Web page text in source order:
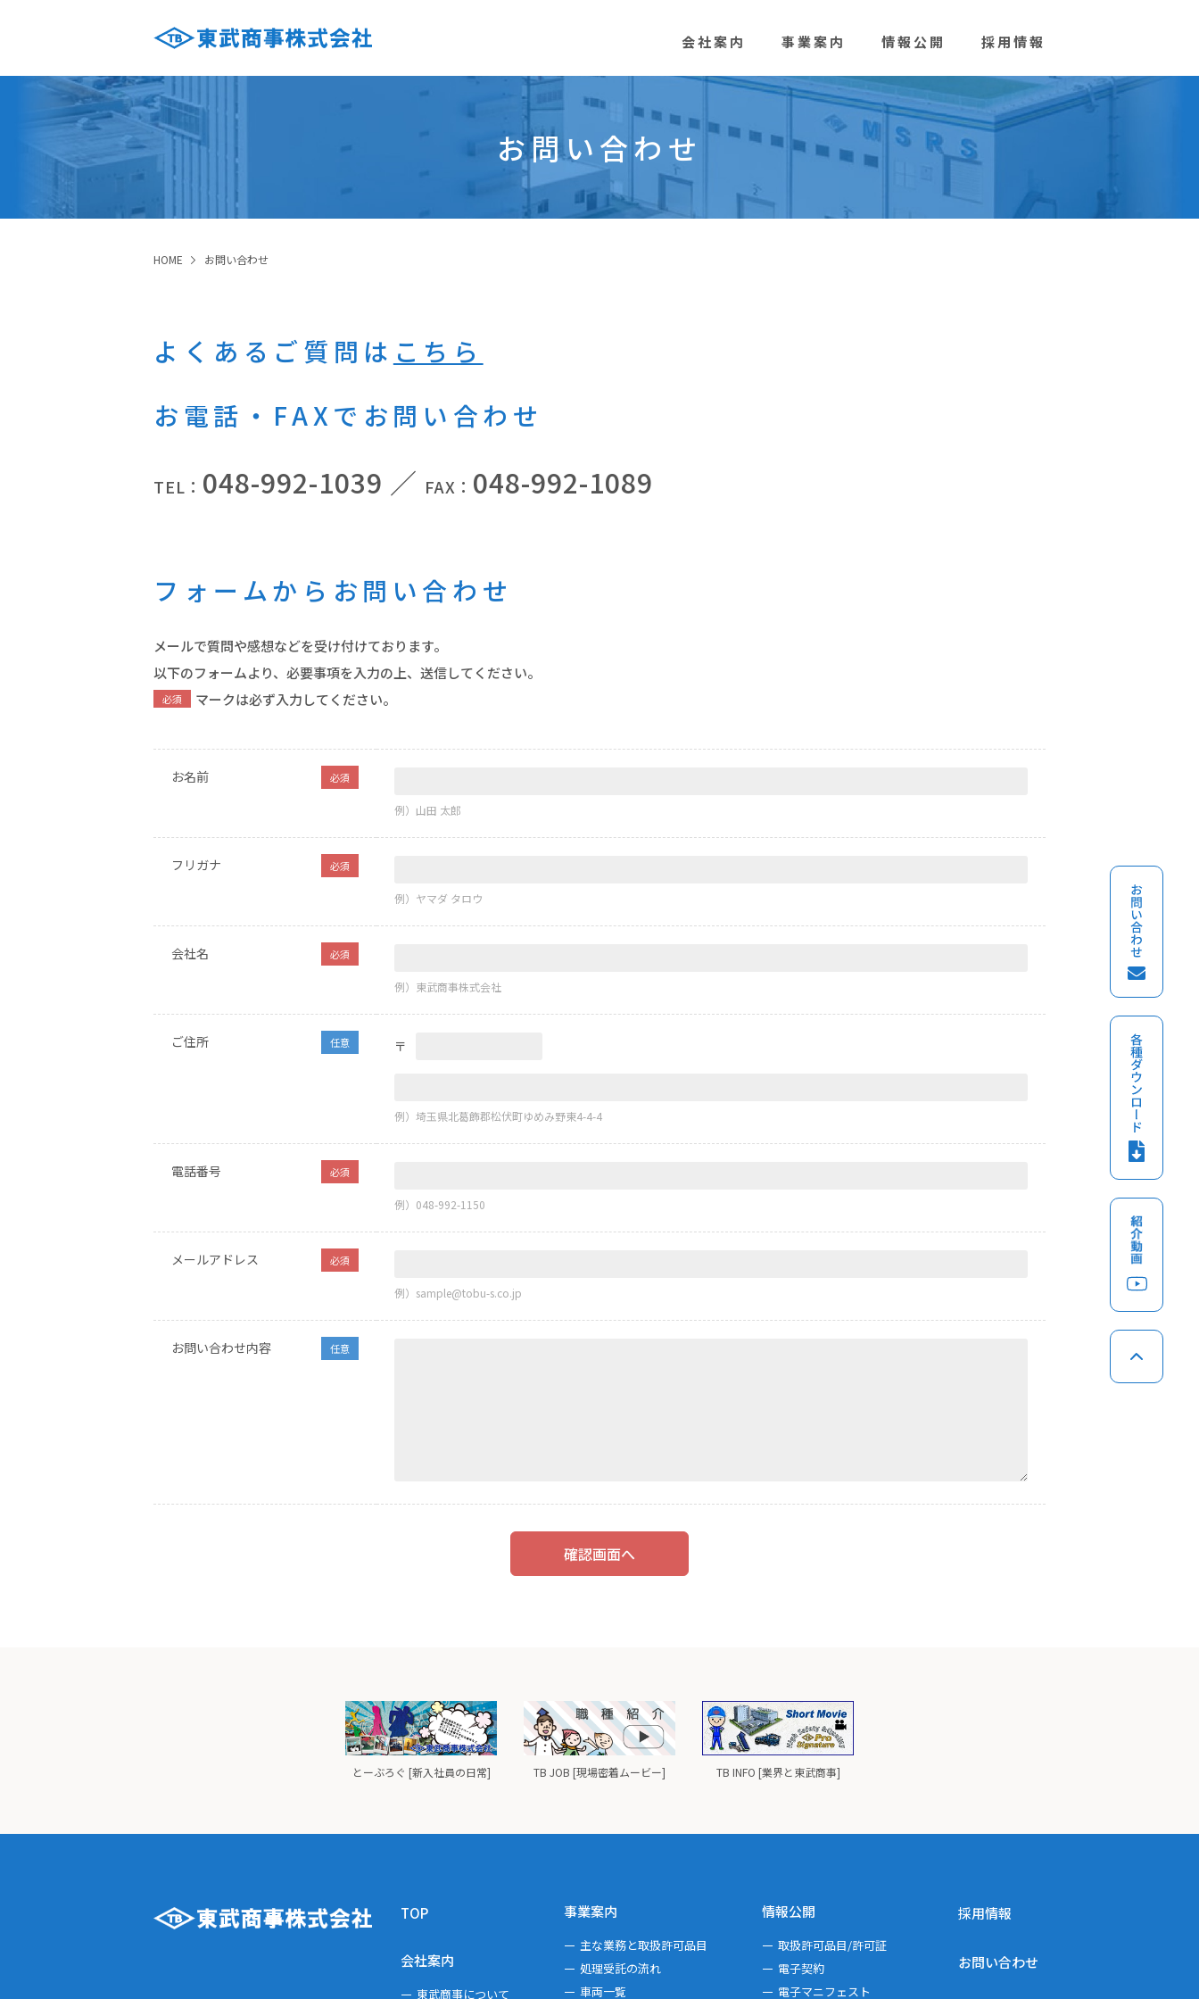
会社案内 事業案内 情報公開 採用情報
お問い合わせ
HOME お問い合わせ
よくあるご質問は こちら
お電話・FAXでお問い合わせ
TEL： 048-992-1039 ／ FAX： 048-992-1089
フォームからお問い合わせ
メールで質問や感想などを受け付けております。
以下のフォームより、必要事項を入力の上、送信してください。
必須 マークは必ず入力してください。
必須
お名前
例）山田 太郎
必須
フリガナ
例）ヤマダ タロウ
必須
会社名
例）東武商事株式会社
任意
ご住所 〒
例）埼玉県北葛飾郡松伏町ゆめみ野東4-4-4
必須
電話番号
例）048-992-1150
必須
メールアドレス
例）sample@tobu-s.co.jp
任意
お問い合わせ内容
とーぶろぐ [新入社員の日常] TB JOB [現場密着ムービー] TB INFO [業界と東武商事]
TOP
会社案内
東武商事について
事業案内
主な業務と取扱許可品目
処理受託の流れ
車両一覧
情報公開
取扱許可品目/許可証
電子契約
電子マニフェスト
採用情報
お問い合わせ